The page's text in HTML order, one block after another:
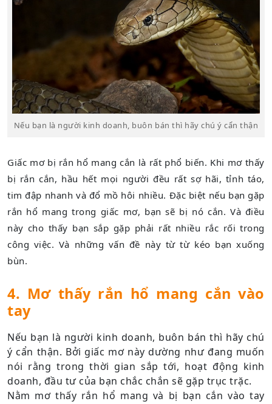
Nếu bạn là người kinh doanh, buôn bán thì hãy chú ý cẩn thận
Giấc mơ bị rắn hổ mang cắn là rất phổ biến. Khi mơ thấy
bị rắn cắn, hầu hết mọi người đều rất sợ hãi, tỉnh táo,
tim đập nhanh và đổ mồ hôi nhiều. Đặc biệt nếu bạn gặp
rắn hổ mang trong giấc mơ, bạn sẽ bị nó cắn. Và điều
này cho thấy bạn sắp gặp phải rất nhiều rắc rối trong
công việc. Và những vấn đề này từ từ kéo bạn xuống
bùn.
4. Mơ thấy rắn hổ mang cắn vào
tay
Nếu bạn là người kinh doanh, buôn bán thì hãy chú
ý cẩn thận. Bởi giấc mơ này dường như đang muốn
nói rằng trong thời gian sắp tới, hoạt động kinh
doanh, đầu tư của bạn chắc chắn sẽ gặp trục trặc.
Nằm mơ thấy rắn hổ mang và bị bạn cắn vào tay